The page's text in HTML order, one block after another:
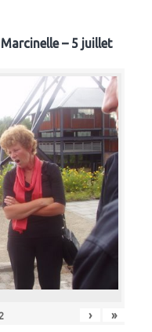
– 5 juillet
› »